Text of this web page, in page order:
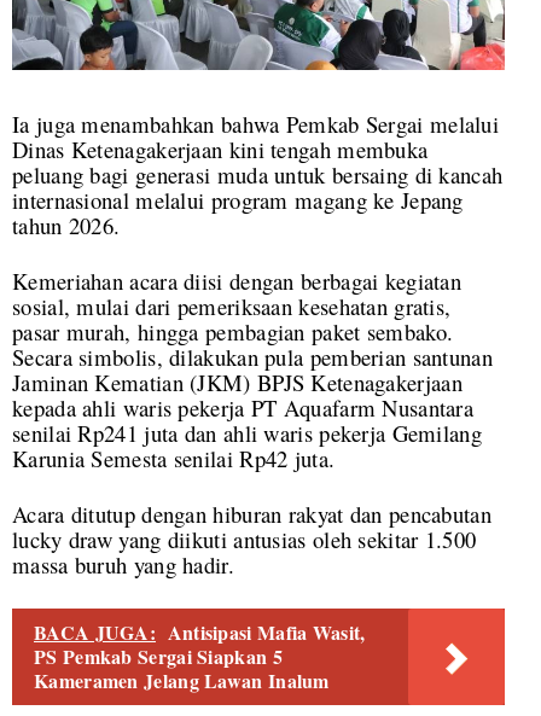
Ia juga menambahkan bahwa Pemkab Sergai melalui
Dinas Ketenagakerjaan kini tengah membuka
peluang bagi generasi muda untuk bersaing di kancah
internasional melalui program magang ke Jepang
tahun 2026.
Kemeriahan acara diisi dengan berbagai kegiatan
sosial, mulai dari pemeriksaan kesehatan gratis,
pasar murah, hingga pembagian paket sembako.
Secara simbolis, dilakukan pula pemberian santunan
Jaminan Kematian (JKM) BPJS Ketenagakerjaan
kepada ahli waris pekerja PT Aquafarm Nusantara
senilai Rp241 juta dan ahli waris pekerja Gemilang
Karunia Semesta senilai Rp42 juta.
Acara ditutup dengan hiburan rakyat dan pencabutan
lucky draw yang diikuti antusias oleh sekitar 1.500
massa buruh yang hadir.
BACA JUGA: Antisipasi Mafia Wasit,
PS Pemkab Sergai Siapkan 5
Kameramen Jelang Lawan Inalum